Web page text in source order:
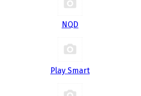
NQD
Play Smart